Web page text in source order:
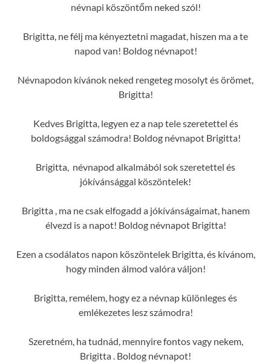
névnapi köszöntőm neked szól!
Brigitta, ne félj ma kényeztetni magadat, hiszen ma a te
napod van! Boldog névnapot!
Névnapodon kívánok neked rengeteg mosolyt és örömet,
Brigitta!
Kedves Brigitta, legyen ez a nap tele szeretettel és
boldogsággal számodra! Boldog névnapot Brigitta!
Brigitta, névnapod alkalmából sok szeretettel és
jókívánsággal köszöntelek!
Brigitta , ma ne csak elfogadd a jókívánságaimat, hanem
élvezd is a napot! Boldog névnapot Brigitta!
Ezen a csodálatos napon köszöntelek Brigitta, és kívánom,
hogy minden álmod valóra váljon!
Brigitta, remélem, hogy ez a névnap különleges és
emlékezetes lesz számodra!
Szeretném, ha tudnád, mennyire fontos vagy nekem,
Brigitta . Boldog névnapot!